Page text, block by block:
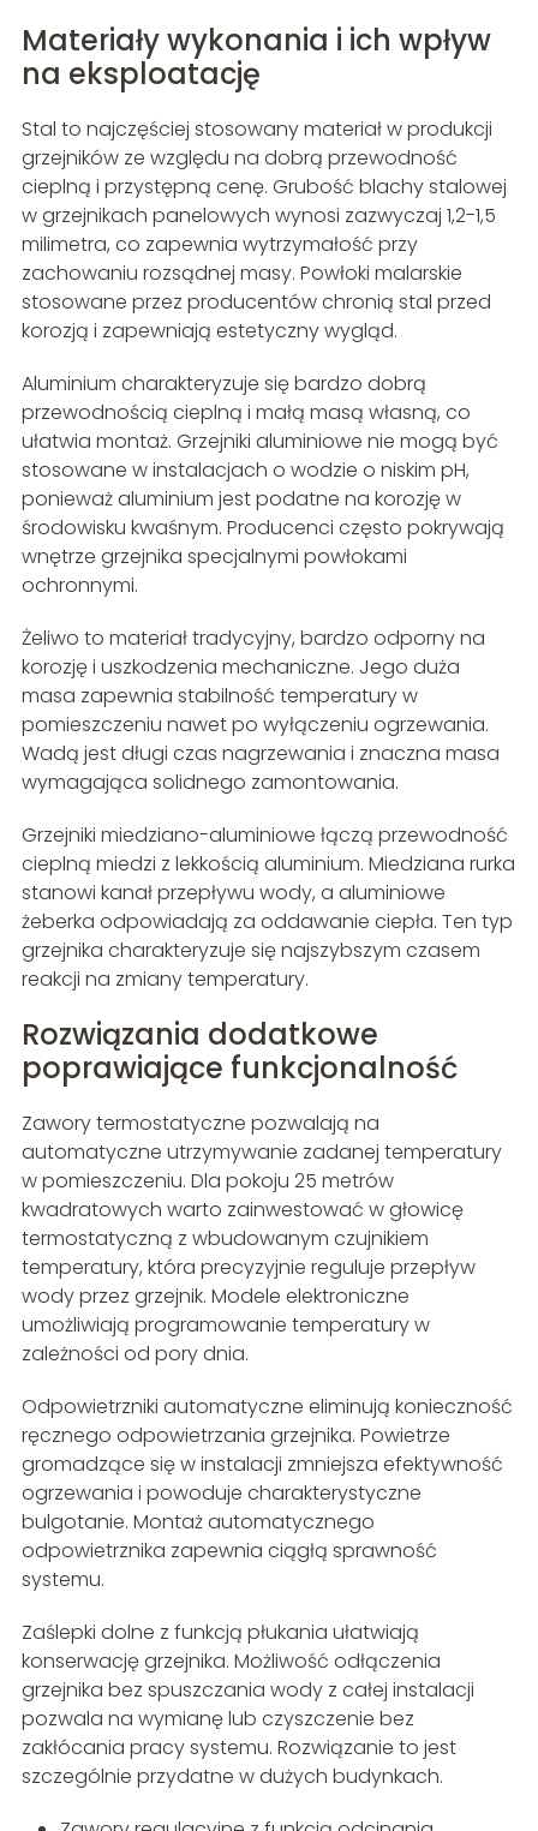
Materiały wykonania i ich wpływ
na eksploatację
Stal to najczęściej stosowany materiał w produkcji
grzejników ze względu na dobrą przewodność
cieplną i przystępną cenę. Grubość blachy stalowej
w grzejnikach panelowych wynosi zazwyczaj 1,2-1,5
milimetra, co zapewnia wytrzymałość przy
zachowaniu rozsądnej masy. Powłoki malarskie
stosowane przez producentów chronią stal przed
korozją i zapewniają estetyczny wygląd.
Aluminium charakteryzuje się bardzo dobrą
przewodnością cieplną i małą masą własną, co
ułatwia montaż. Grzejniki aluminiowe nie mogą być
stosowane w instalacjach o wodzie o niskim pH,
ponieważ aluminium jest podatne na korozję w
środowisku kwaśnym. Producenci często pokrywają
wnętrze grzejnika specjalnymi powłokami
ochronnymi.
Żeliwo to materiał tradycyjny, bardzo odporny na
korozję i uszkodzenia mechaniczne. Jego duża
masa zapewnia stabilność temperatury w
pomieszczeniu nawet po wyłączeniu ogrzewania.
Wadą jest długi czas nagrzewania i znaczna masa
wymagająca solidnego zamontowania.
Grzejniki miedziano-aluminiowe łączą przewodność
cieplną miedzi z lekkością aluminium. Miedziana rurka
stanowi kanał przepływu wody, a aluminiowe
żeberka odpowiadają za oddawanie ciepła. Ten typ
grzejnika charakteryzuje się najszybszym czasem
reakcji na zmiany temperatury.
Rozwiązania dodatkowe
poprawiające funkcjonalność
Zawory termostatyczne pozwalają na
automatyczne utrzymywanie zadanej temperatury
w pomieszczeniu. Dla pokoju 25 metrów
kwadratowych warto zainwestować w głowicę
termostatyczną z wbudowanym czujnikiem
temperatury, która precyzyjnie reguluje przepływ
wody przez grzejnik. Modele elektroniczne
umożliwiają programowanie temperatury w
zależności od pory dnia.
Odpowietrzniki automatyczne eliminują konieczność
ręcznego odpowietrzania grzejnika. Powietrze
gromadzące się w instalacji zmniejsza efektywność
ogrzewania i powoduje charakterystyczne
bulgotanie. Montaż automatycznego
odpowietrznika zapewnia ciągłą sprawność
systemu.
Zaślepki dolne z funkcją płukania ułatwiają
konserwację grzejnika. Możliwość odłączenia
grzejnika bez spuszczania wody z całej instalacji
pozwala na wymianę lub czyszczenie bez
zakłócania pracy systemu. Rozwiązanie to jest
szczególnie przydatne w dużych budynkach.